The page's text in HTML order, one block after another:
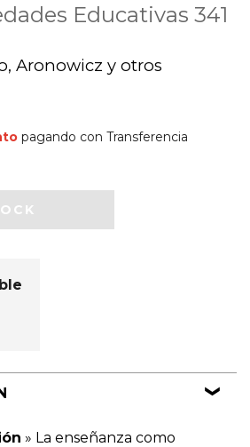
Educativas 341
Aronowicz y otros
pagando con Transferencia
» La enseñanza como